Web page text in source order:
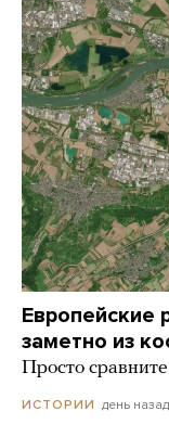
Европейские
заметно из
Просто
ИСТОРИИ день назад